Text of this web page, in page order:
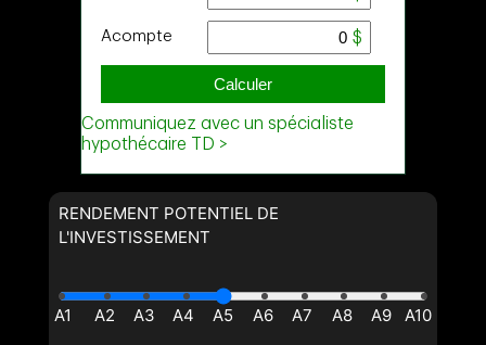
RENDEMENT POTENTIEL DE
L'INVESTISSEMENT